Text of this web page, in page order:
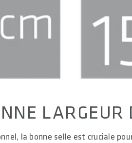
LARGEUR
la bonne selle est cruciale